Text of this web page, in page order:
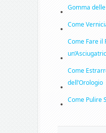
Gomma
Come
Come Fare il
Come
dell’Orologio
Come Pulire